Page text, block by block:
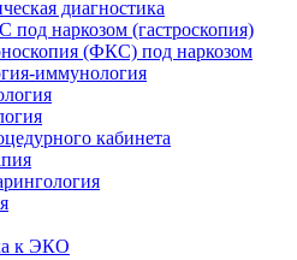
диагностика
под наркозом (гастроскопия)
(ФКС) под наркозом
иммунология
кабинета
к ЭКО